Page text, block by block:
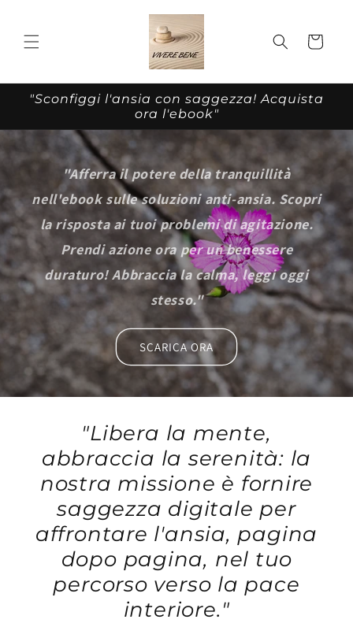
ai contenuti
Carrello
"Sconfiggi l'ansia con saggezza! Acquista
ora l'ebook"
"Afferra il potere della tranquillità
nell'ebook sulle soluzioni anti-ansia. Scopri
la risposta ai tuoi problemi di agitazione.
Prendi azione ora per un benessere
duraturo! Abbraccia la calma, leggi oggi
stesso."
SCARICA ORA
"Libera la mente,
abbraccia la serenità: la
nostra missione è fornire
saggezza digitale per
affrontare l'ansia, pagina
dopo pagina, nel tuo
percorso verso la pace
interiore."